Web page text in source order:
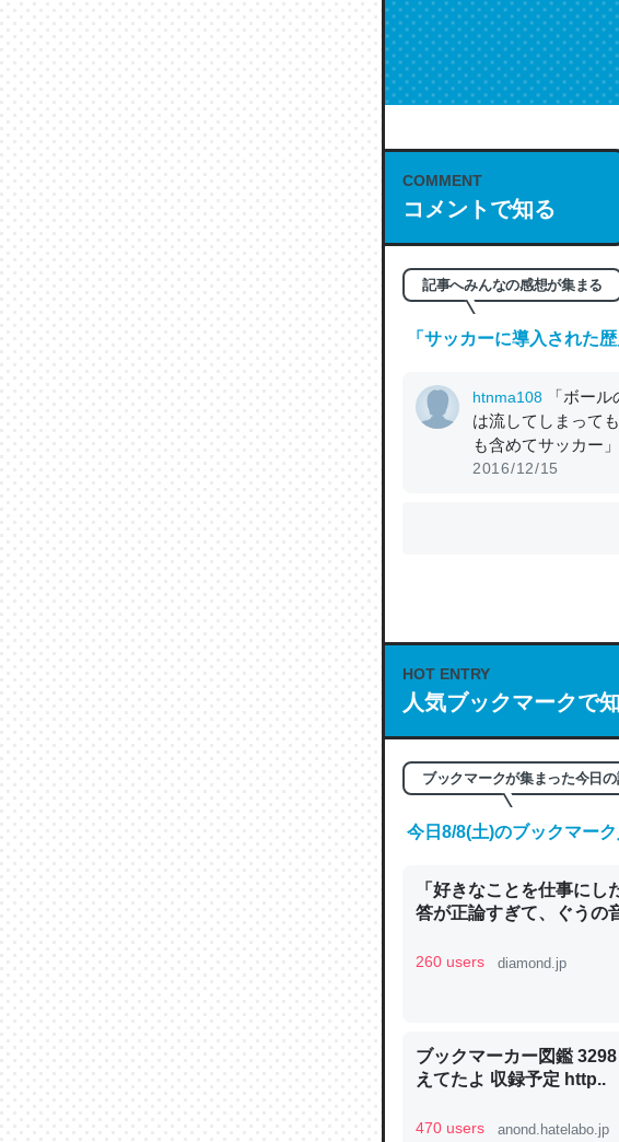
COMMENT
コメントで知る
記事へみんなの感想が集まる
「 サッカーに導入された
htnma108
「ボー
は流してしまって
も含めてサッカー
2016/12/15
HOT ENTRY
人気ブックマークで
ブックマークが集まった今日の
今日8/8(土)のブックマー
「好きなことを仕事にし
答が正論すぎて、ぐうの
260 users diamond.jp
ブックマーカー図鑑
えてたよ 収録予定 http..
470 users anond.hatelabo.jp